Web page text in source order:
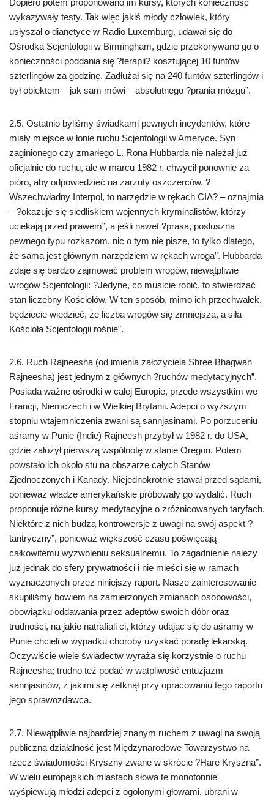
Dopiero potem proponowano im kursy, których konieczność
wykazywały testy. Tak więc jakiś młody człowiek, który
usłyszał o dianetyce w Radio Luxemburg, udawał się do
Ośrodka Scjentologii w Birmingham, gdzie przekonywano go o
konieczności poddania się ?terapii? kosztującej 10 funtów
szterlingów za godzinę. Zadłużał się na 240 funtów szterlingów i
był obiektem – jak sam mówi – absolutnego ?prania mózgu”.
2.5. Ostatnio byliśmy świadkami pewnych incydentów, które
miały miejsce w łonie ruchu Scjentologii w Ameryce. Syn
zaginionego czy zmarłego L. Rona Hubbarda nie należał już
oficjalnie do ruchu, ale w marcu 1982 r. chwycił ponownie za
pióro, aby odpowiedzieć na zarzuty oszczerców. ?
Wszechwładny Interpol, to narzędzie w rękach CIA? – oznajmia
– ?okazuje się siedliskiem wojennych kryminalistów, którzy
uciekają przed prawem”, a jeśli nawet ?prasa, posłuszna
pewnego typu rozkazom, nic o tym nie pisze, to tylko dlatego,
że sama jest głównym narzędziem w rękach wroga”. Hubbarda
zdaje się bardzo zajmować problem wrogów, niewątpliwie
wrogów Scjentologii: ?Jedyne, co musicie robić, to stwierdzać
stan liczebny Kościołów. W ten sposób, mimo ich przechwałek,
będziecie wiedzieć, że liczba wrogów się zmniejsza, a siła
Kościoła Scjentologii rośnie”.
2.6. Ruch Rajneesha (od imienia założyciela Shree Bhagwan
Rajneesha) jest jednym z głównych ?ruchów medytacyjnych”.
Posiada ważne ośrodki w całej Europie, przede wszystkim we
Francji, Niemczech i w Wielkiej Brytanii. Adepci o wyższym
stopniu wtajemniczenia zwani są sannjasinami. Po porzuceniu
aśramy w Punie (Indie) Rajneesh przybył w 1982 r. do USA,
gdzie założył pierwszą wspólnotę w stanie Oregon. Potem
powstało ich około stu na obszarze całych Stanów
Zjednoczonych i Kanady. Niejednokrotnie stawał przed sądami,
ponieważ władze amerykańskie próbowały go wydalić. Ruch
proponuje różne kursy medytacyjne o zróżnicowanych taryfach.
Niektóre z nich budzą kontrowersje z uwagi na swój aspekt ?
tantryczny”, ponieważ większość czasu poświęcają
całkowitemu wyzwoleniu seksualnemu. To zagadnienie należy
już jednak do sfery prywatności i nie mieści się w ramach
wyznaczonych przez niniejszy raport. Nasze zainteresowanie
skupiliśmy bowiem na zamierzonych zmianach osobowości,
obowiązku oddawania przez adeptów swoich dóbr oraz
trudności, na jakie natrafiali ci, którzy udając się do aśramy w
Punie chcieli w wypadku choroby uzyskać poradę lekarską.
Oczywiście wiele świadectw wyraża się korzystnie o ruchu
Rajneesha; trudno też podać w wątpliwość entuzjazm
sannjasinów, z jakimi się zetknął przy opracowaniu tego raportu
jego sprawozdawca.
2.7. Niewątpliwie najbardziej znanym ruchem z uwagi na swoją
publiczną działalność jest Międzynarodowe Towarzystwo na
rzecz świadomości Kryszny zwane w skrócie ?Hare Kryszna”.
W wielu europejskich miastach słowa te monotonnie
wyśpiewują młodzi adepci z ogolonymi głowami, ubrani w